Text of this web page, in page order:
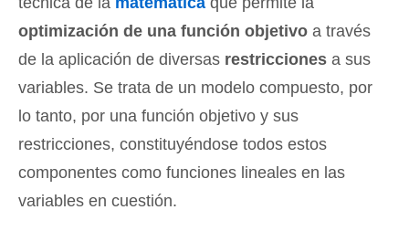
optimización de una función objetivo a través
de la aplicación de diversas restricciones a sus
variables. Se trata de un modelo compuesto, por
lo tanto, por una función objetivo y sus
restricciones, constituyéndose todos estos
componentes como funciones lineales en las
variables en cuestión.